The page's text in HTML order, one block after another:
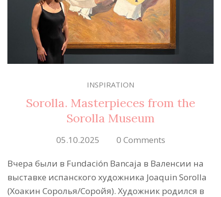
INSPIRATION
Sorolla. Masterpieces from the
Sorolla Museum
05.10.2025 0 Comments
Вчера были в Fundación Bancaja в Валенсии на
выставке испанского художника Joaquin Sorolla
(Хоакин Соролья/Соройя). Художник родился в